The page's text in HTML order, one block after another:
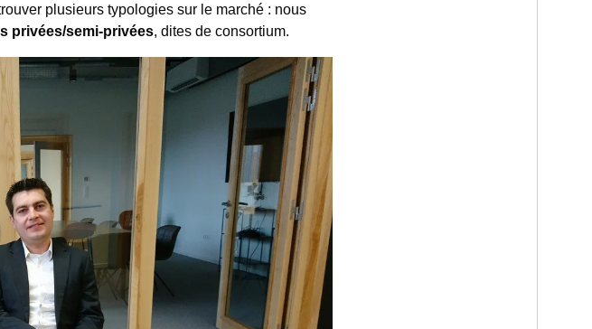
plusieurs typologies sur le marché : nous
privées/semi-privées, dites de consortium.